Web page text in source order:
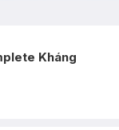
Kháng